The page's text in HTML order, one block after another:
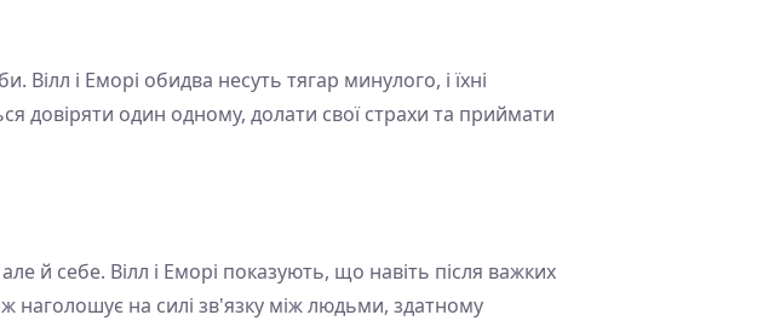
і Еморі обидва несуть тягар минулого, і їхні
довіряти один одному, долати свої страхи та приймати
й себе. Вілл і Еморі показують, що навіть після важких
на силі зв'язку між людьми, здатному